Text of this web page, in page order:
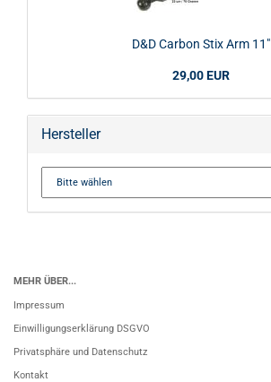
D&D Carbon Stix Arm 11"
29,00 EUR
Hersteller
MEHR ÜBER...
Impressum
Einwilligungserklärung DSGVO
Privatsphäre und Datenschutz
Kontakt